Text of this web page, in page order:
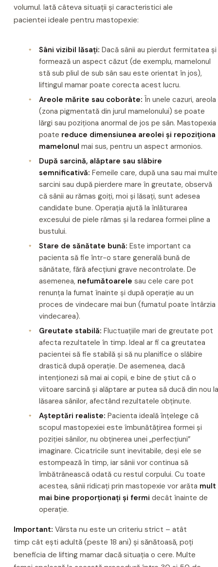
volumul. Iată câteva situații și caracteristici ale
pacientei ideale pentru mastopexie:
Sâni vizibil lăsați: Dacă sânii au pierdut fermitatea și
formează un aspect căzut (de exemplu, mamelonul
stă sub pliul de sub sân sau este orientat în jos),
liftingul mamar poate corecta acest lucru.
Areole mărite sau coborâte: În unele cazuri, areola
(zona pigmentată din jurul mamelonului) se poate
lărgi sau poziționa anormal de jos pe sân. Mastopexia
poate reduce dimensiunea areolei și repoziționa
mamelonul mai sus, pentru un aspect armonios.
După sarcină, alăptare sau slăbire
semnificativă: Femeile care, după una sau mai multe
sarcini sau după pierdere mare în greutate, observă
că sânii au rămas goiți, moi și lăsați, sunt adesea
candidate bune. Operația ajută la înlăturarea
excesului de piele rămas și la redarea formei pline a
bustului.
Stare de sănătate bună: Este important ca
pacienta să fie într-o stare generală bună de
sănătate, fără afecțiuni grave necontrolate. De
asemenea, nefumătoarele sau cele care pot
renunța la fumat înainte și după operație au un
proces de vindecare mai bun (fumatul poate întârzia
vindecarea).
Greutate stabilă: Fluctuațiile mari de greutate pot
afecta rezultatele în timp. Ideal ar fi ca greutatea
pacientei să fie stabilă și să nu planifice o slăbire
drastică după operație. De asemenea, dacă
intenționezi să mai ai copii, e bine de știut că o
viitoare sarcină și alăptare ar putea să ducă din nou la
lăsarea sânilor, afectând rezultatele obținute.
Așteptări realiste: Pacienta ideală înțelege că
scopul mastopexiei este îmbunătățirea formei și
poziției sânilor, nu obținerea unei „perfecțiuni”
imaginare. Cicatricile sunt inevitabile, deși ele se
estompează în timp, iar sânii vor continua să
îmbătrânească odată cu restul corpului. Cu toate
acestea, sânii ridicați prin mastopexie vor arăta mult
mai bine proporționați și fermi decât înainte de
operație.
Important: Vârsta nu este un criteriu strict – atât
timp cât ești adultă (peste 18 ani) și sănătoasă, poți
beneficia de lifting mamar dacă situația o cere. Multe